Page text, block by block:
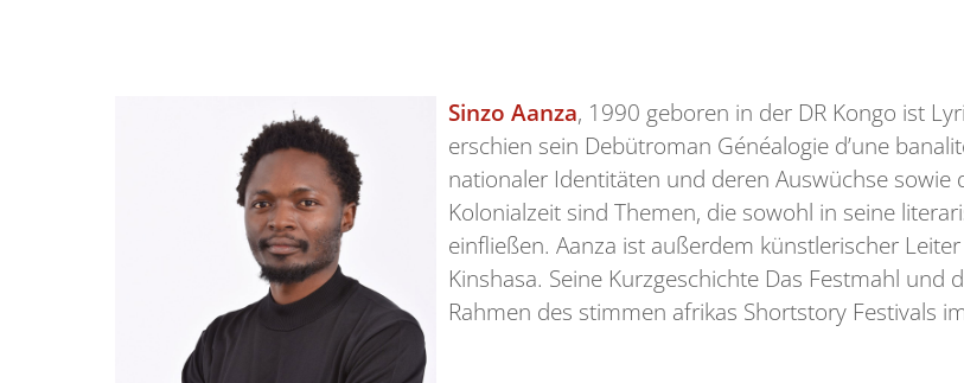
Sinzo Aanza, 1990 geboren in der DR Kongo ist
erschien sein Debütroman Généalogie d’une
nationaler Identitäten und deren Auswüchse
Kolonialzeit sind Themen, die sowohl in seine
einfließen. Aanza ist außerdem künstlerischer
Kinshasa. Seine Kurzgeschichte Das Festmahl
Rahmen des stimmen afrikas Shortstory Festivals